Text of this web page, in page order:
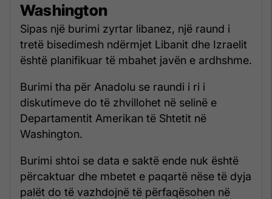
Washington
Sipas një burimi zyrtar libanez, një raund i
tretë bisedimesh ndërmjet Libanit dhe Izraelit
është planifikuar të mbahet javën e ardhshme.
Burimi tha për Anadolu se raundi i ri i
diskutimeve do të zhvillohet në selinë e
Departamentit Amerikan të Shtetit në
Washington.
Burimi shtoi se data e saktë ende nuk është
përcaktuar dhe mbetet e paqartë nëse të dyja
palët do të vazhdojnë të përfaqësohen në